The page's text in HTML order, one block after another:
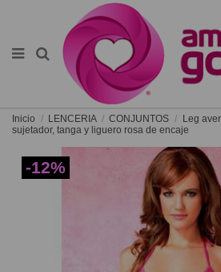
Inicio LENCERIA CONJUNTOS
Leg
sujetador, tanga y liguero rosa de encaje
-12%